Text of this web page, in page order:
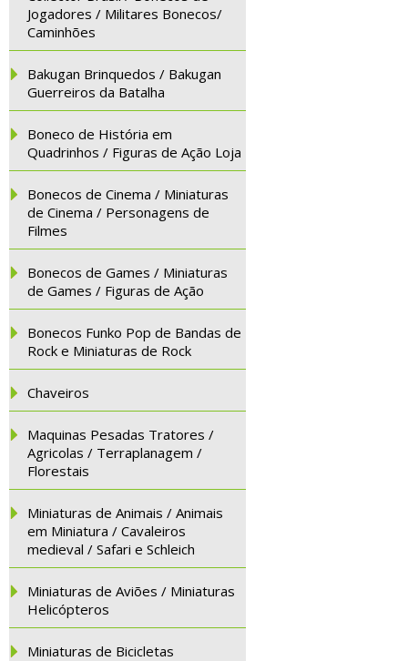
Jogadores / Militares Bonecos/
Caminhões
Bakugan Brinquedos / Bakugan
Guerreiros da Batalha
Boneco de História em
Quadrinhos / Figuras de Ação Loja
Bonecos de Cinema / Miniaturas
de Cinema / Personagens de
Filmes
Bonecos de Games / Miniaturas
de Games / Figuras de Ação
Bonecos Funko Pop de Bandas de
Rock e Miniaturas de Rock
Chaveiros
Maquinas Pesadas Tratores /
Agricolas / Terraplanagem /
Florestais
Miniaturas de Animais / Animais
em Miniatura / Cavaleiros
medieval / Safari e Schleich
Miniaturas de Aviões / Miniaturas
Helicópteros
Miniaturas de Bicicletas